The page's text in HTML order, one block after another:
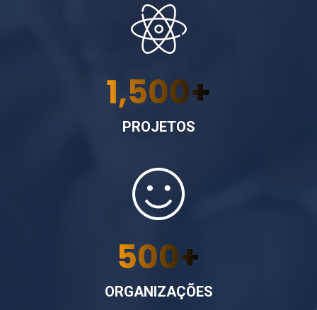
1,500+
PROJETOS
500+
ORGANIZAÇÕES